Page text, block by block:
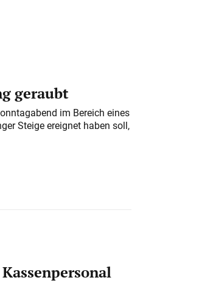
geraubt
im Bereich eines
Steige ereignet haben soll,